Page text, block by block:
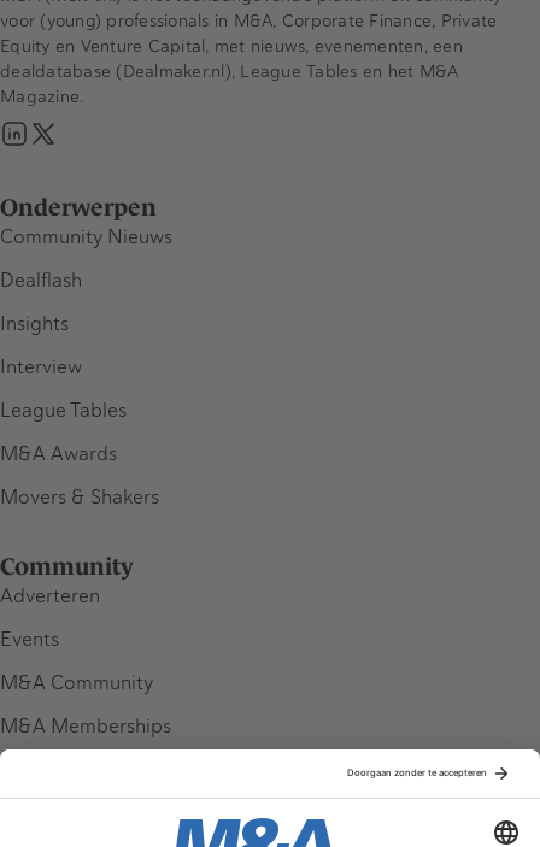
Onderwerpen
Community Nieuws
Dealflash
Insights
Interview
League Tables
M&A Awards
Movers & Shakers
Community
Adverteren
Events
M&A Community
M&A Memberships
voor (young) professionals in M&A, Corporate Finance, Private
Equity en Venture Capital, met nieuws, evenementen, een
dealdatabase (Dealmaker.nl), League Tables en het M&A
Magazine.